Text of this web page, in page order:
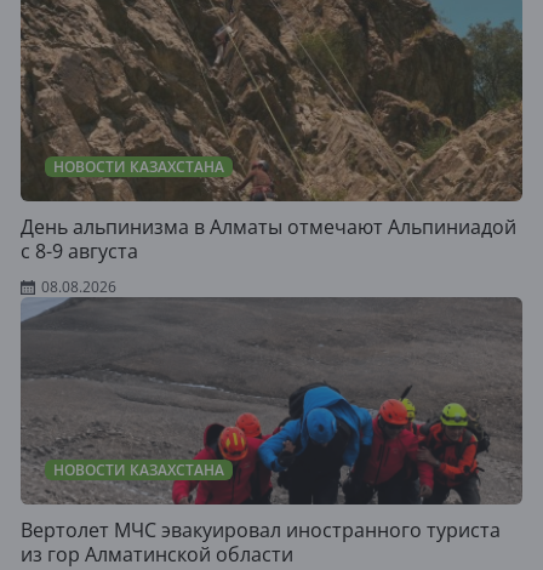
НОВОСТИ КАЗАХСТАНА
День альпинизма в Алматы отмечают Альпиниадой
с 8-9 августа
08.08.2026
НОВОСТИ КАЗАХСТАНА
Вертолет МЧС эвакуировал иностранного туриста
из гор Алматинской области